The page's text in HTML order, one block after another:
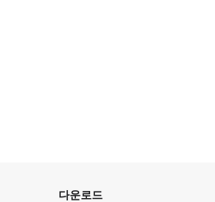
다운로드